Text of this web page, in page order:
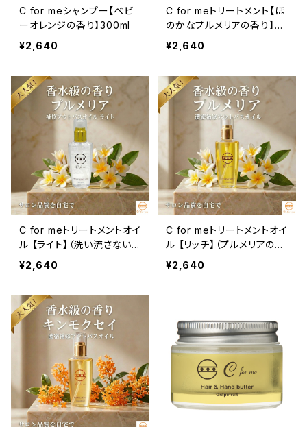
C for meシャンプー【ベビ
ーオレンジの香り】300ml
¥2,640
C for meトリートメント【ほ
のかなプルメリアの香り】30
0ml
¥2,640
C for meトリートメントオイ
ル 【ライト】（洗い流さないト
リートメント/60ml） ＜シ
ーフォーミートリートメント
¥2,640
C for meトリートメントオイ
ル 【リッチ】（プルメリアの香
り/洗い流さないトリートメ
ント）
¥2,640